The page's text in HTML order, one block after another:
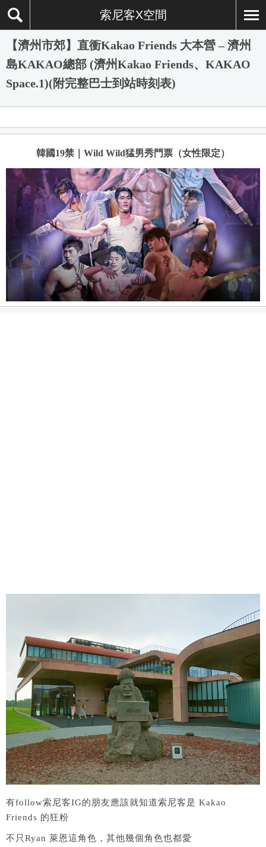
索尼客X空間
【濟州市郊】直衝Kakao Friends 大本營 – 濟州
島KAKAO總部 (濟州Kakao Friends、KAKAO
Space.1)(附完整巴士到站時刻表)
韓國19禁｜Wild Wild猛男秀門票（女性限定）
有follow索尼客IG的朋友應該就知道索尼客是 Kakao
Friends 的狂粉
不只Ryan 萊恩這角色，其他幾個角色也都愛